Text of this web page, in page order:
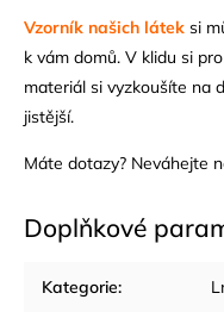
Vzorník našich látek si
k vám domů. V klidu si
materiál si vyzkoušíte na
jistější.
Máte dotazy? Neváhejte
Doplňkové
Kategorie: